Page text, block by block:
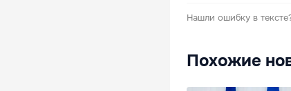
Нашли ошибку в
Похожие